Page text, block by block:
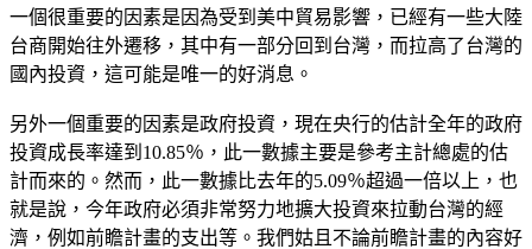
一個很重要的因素是因為受到美中貿易影響，已經有一些大陸
台商開始往外遷移，其中有一部分回到台灣，而拉高了台灣的
國內投資，這可能是唯一的好消息。
另外一個重要的因素是政府投資，現在央行的估計全年的政府
投資成長率達到10.85％，此一數據主要是參考主計總處的估
計而來的。然而，此一數據比去年的5.09％超過一倍以上，也
就是說，今年政府必須非常努力地擴大投資來拉動台灣的經
濟，例如前瞻計畫的支出等。我們姑且不論前瞻計畫的內容好